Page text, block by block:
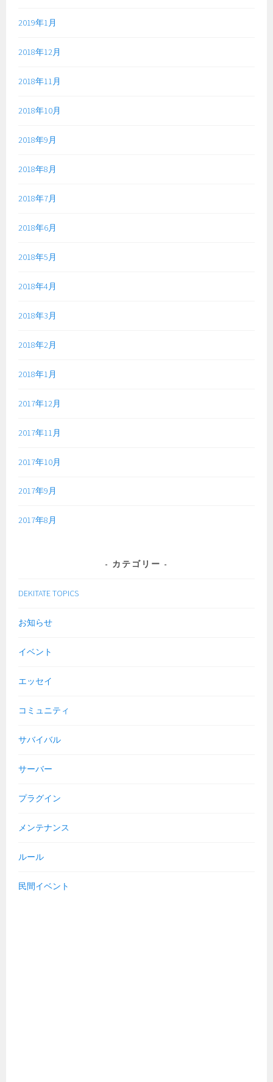
2019年1月
2018年12月
2018年11月
2018年10月
2018年9月
2018年8月
2018年7月
2018年6月
2018年5月
2018年4月
2018年3月
2018年2月
2018年1月
2017年12月
2017年11月
2017年10月
2017年9月
2017年8月
カテゴリー
DEKITATE TOPICS
お知らせ
イベント
エッセイ
コミュニティ
サバイバル
サーバー
プラグイン
メンテナンス
ルール
民間イベント